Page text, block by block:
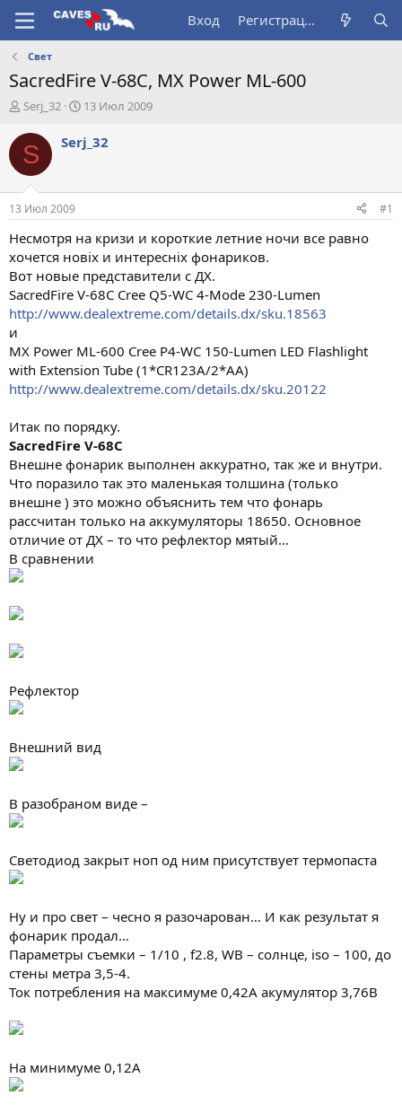
Вход Регистрация
Свет
SacredFire V-68C, MX Power ML-600
А
т
о
т
е
м
ы
Serj_32
Д
т
а
а
л
13 Июл 2009
S Serj_32
13 Июл 2009 #1
Несмотря на кризи и короткие летние ночи все равно
хочется новіх и интересніх фонариков.
Вот новые представители с ДХ.
SacredFire V-68C Cree Q5-WC 4-Mode 230-Lumen
http://www.dealextreme.com/details.dx/sku.18563
и
MX Power ML-600 Cree P4-WC 150-Lumen LED Flashlight
with Extension Tube (1*CR123A/2*AA)
http://www.dealextreme.com/details.dx/sku.20122
Итак по порядку.
SacredFire V-68C
Внешне фонарик выполнен аккуратно, так же и внутри.
Что поразило так это маленькая толшина (только
внешне ) это можно объяснить тем что фонарь
рассчитан только на аккумуляторы 18650. Основное
отличие от ДХ – то что рефлектор мятый…
В сравнении
Рефлектор
Внешний вид
В разобраном виде –
Светодиод закрыт ноп од ним присутствует термопаста
Ну и про свет – чесно я разочарован… И как результат я
фонарик продал…
Параметры съемки – 1/10 , f2.8, WB – солнце, iso – 100, до
стены метра 3,5-4.
Ток потребления на максимуме 0,42А акумулятор 3,76В
На минимуме 0,12А